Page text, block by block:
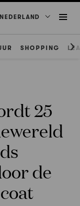
NEDERLAND
SHOPPING
25
de